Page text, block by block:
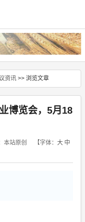
资讯 >> 浏览文章
博览会，5月18
本站原创 【字体： 大 中